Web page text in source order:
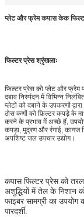
प्लेट और फ्रेम कपास केक
फिल्टर प्रेस श्रृंखलाः
फ़िल्टर प्रेस को प्लेट और फ्रेम
दबाव निस्पंदन में विभिन्न
प्लेटों को दबाने के उपकरणों
ठोस कणों को फ़िल्टर कपड़े के
करने के प्रभाव में अच्छे हैं,
कपड़ा, मुद्रण और रंगाई, कागज
अपशिष्ट जल उपचार उद्योग।
कपास फिल्टर प्रेस को तरल
अशुद्धियों में तेल के निशान
फाइबर सामग्री का
पारदर्शी.